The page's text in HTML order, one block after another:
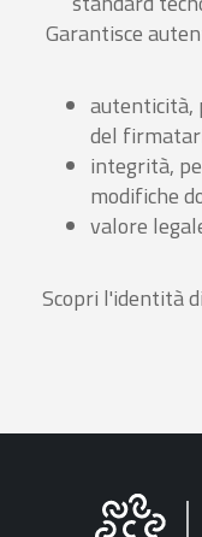
Garantisce
autenticità,
del
integrità,
modifiche
valore
Scopri l'identità